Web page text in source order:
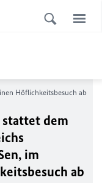
Höflichkeitsbesuch ab
stattet dem
im
ab